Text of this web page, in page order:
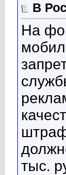
В
На
тыс.